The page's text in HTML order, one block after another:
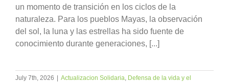
un momento de transición en los ciclos de la
naturaleza. Para los pueblos Mayas, la observación
del sol, la luna y las estrellas ha sido fuente de
conocimiento durante generaciones, [...]
July 7th, 2026 Actualizacion Solidaria, Defensa de la vida y el